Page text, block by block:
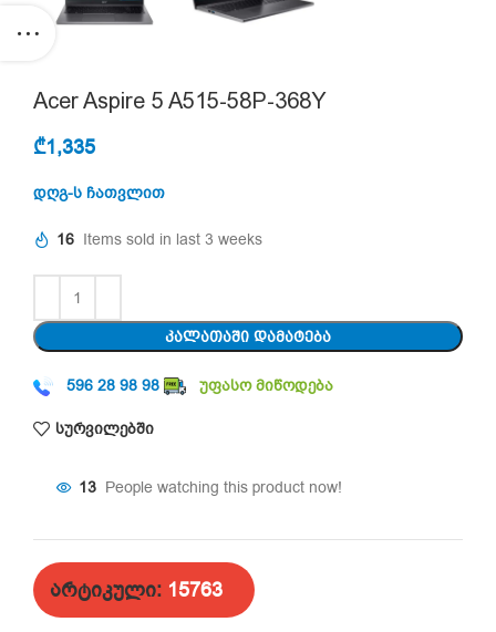
Acer Aspire 5 A515-58P-368Y
₾1,335
დღგ-ს ჩათვლით
16 Items sold in last 3 weeks
ᲙᲐᲚᲐᲗᲐᲨᲘ ᲓᲐᲛᲐᲢᲔᲑᲐ
596 28 98 98 უფასო მიწოდება
სურვილებში
13 People watching this product now!
არტიკული: 15763